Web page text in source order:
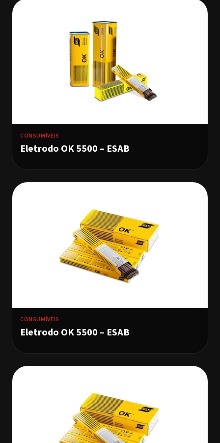
CONSUMÍVEIS
Eletrodo OK 5500 – ESAB
CONSUMÍVEIS
Eletrodo OK 5500 – ESAB